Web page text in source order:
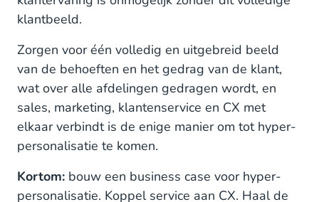
klantbeeld.
Zorgen voor één volledig en uitgebreid beeld
van de behoeften en het gedrag van de klant,
wat over alle afdelingen gedragen wordt, en
sales, marketing, klantenservice en CX met
elkaar verbindt is de enige manier om tot hyper-
personalisatie te komen.
Kortom: bouw een business case voor hyper-
personalisatie. Koppel service aan CX. Haal de